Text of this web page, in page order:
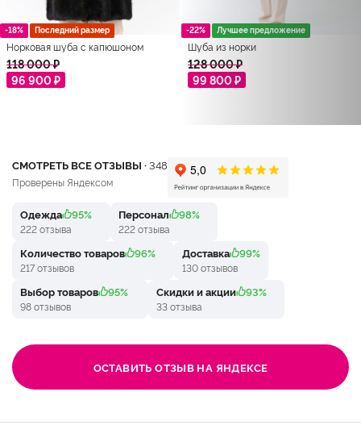
-18% Последний размер
Норковая шуба с капюшоном
118 000 ₽
96 900 ₽
-22% Лучшее предложение
Шуба из норки
128 000 ₽
99 800 ₽
СМОТРЕТЬ ВСЕ ОТЗЫВЫ ·348
Проверены Яндексом
Одежда 95%
222 отзыва
Персонал 98%
222 отзыва
Количество товаров 96%
217 отзывов
Доставка 99%
130 отзывов
Выбор товаров 95%
98 отзывов
Скидки и акции 93%
33 отзыва
ОСТАВИТЬ ОТЗЫВ НА ЯНДЕКСЕ